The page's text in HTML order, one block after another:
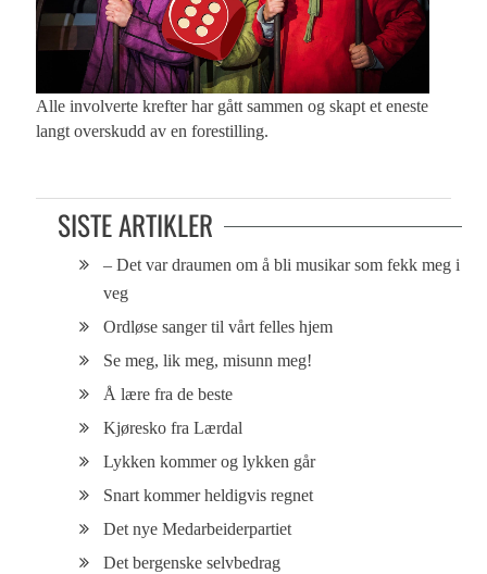
Alle involverte krefter har gått sammen og skapt et eneste
langt overskudd av en forestilling.
SISTE ARTIKLER
– Det var draumen om å bli musikar som fekk meg i
veg
Ordløse sanger til vårt felles hjem
Se meg, lik meg, misunn meg!
Å lære fra de beste
Kjøresko fra Lærdal
Lykken kommer og lykken går
Snart kommer heldigvis regnet
Det nye Medarbeiderpartiet
Det bergenske selvbedrag